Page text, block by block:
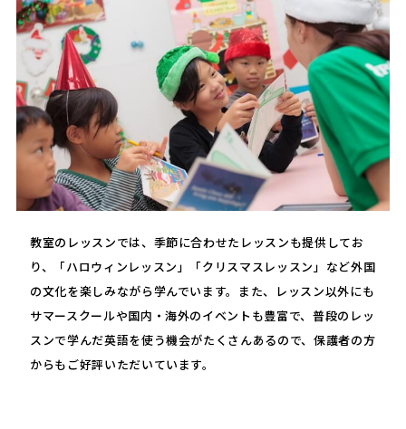
教室のレッスンでは、季節に合わせたレッスンも提供してお
り、「ハロウィンレッスン」「クリスマスレッスン」など外国
の文化を楽しみながら学んでいます。また、レッスン以外にも
サマースクールや国内・海外のイベントも豊富で、普段のレッ
スンで学んだ英語を使う機会がたくさんあるので、保護者の方
からもご好評いただいています。